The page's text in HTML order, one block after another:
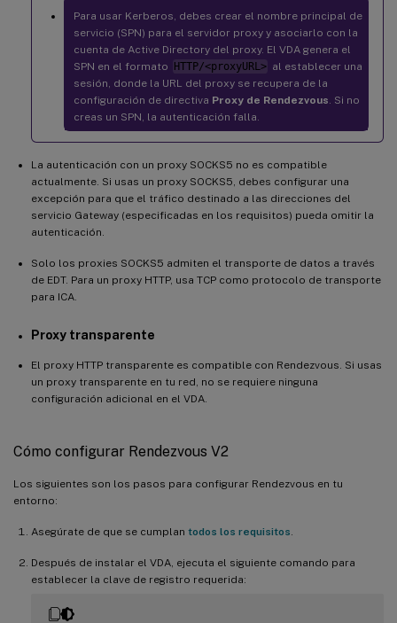
Para usar Kerberos, debes crear el nombre principal de
servicio (SPN) para el servidor proxy y asociarlo con la
cuenta de Active Directory del proxy. El VDA genera el
SPN en el formato HTTP/<proxyURL> al establecer una
sesión, donde la URL del proxy se recupera de la
configuración de directiva Proxy de Rendezvous . Si no
creas un SPN, la autenticación falla.
La autenticación con un proxy SOCKS5 no es compatible
actualmente. Si usas un proxy SOCKS5, debes configurar una
excepción para que el tráfico destinado a las direcciones del
servicio Gateway (especificadas en los requisitos) pueda omitir la
autenticación.
Solo los proxies SOCKS5 admiten el transporte de datos a través
de EDT. Para un proxy HTTP, usa TCP como protocolo de transporte
para ICA.
Proxy transparente
El proxy HTTP transparente es compatible con Rendezvous. Si usas
un proxy transparente en tu red, no se requiere ninguna
configuración adicional en el VDA.
Cómo configurar Rendezvous V2
Los siguientes son los pasos para configurar Rendezvous en tu
entorno:
Asegúrate de que se cumplan todos los requisitos
Después de instalar el VDA, ejecuta el siguiente comando para
establecer la clave de registro requerida: